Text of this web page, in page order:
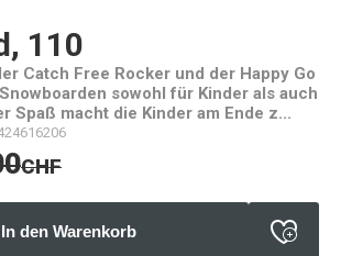
110
Catch Free Rocker und der Happy Go
sowohl für Kinder als auch
Spaß macht die Kinder am Ende z...
CHF
In den Warenkorb